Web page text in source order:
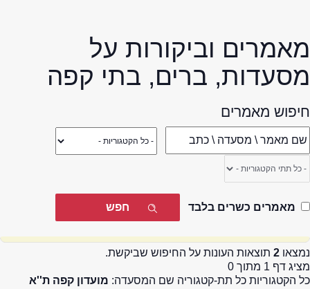
מאמרים וביקורות על
מסעדות, ברים, בתי קפה
חיפוש מאמרים
מאמרים כשרים בלבד
נמצאו 2 תוצאות העונות על החיפוש שביקשת.
מציג דף 1 מתוך 0
כל הקטגוריות כל תת-קטגוריה שם המסעדה: מועדון קפה ת''א